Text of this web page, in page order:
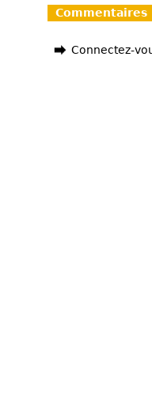
Commentaires
Connectez-